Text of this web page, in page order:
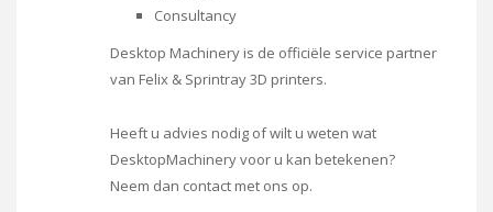
Consultancy
Desktop Machinery is de officiële service partner
van Felix & Sprintray 3D printers.
Heeft u advies nodig of wilt u weten wat
DesktopMachinery voor u kan betekenen?
Neem dan contact met ons op.